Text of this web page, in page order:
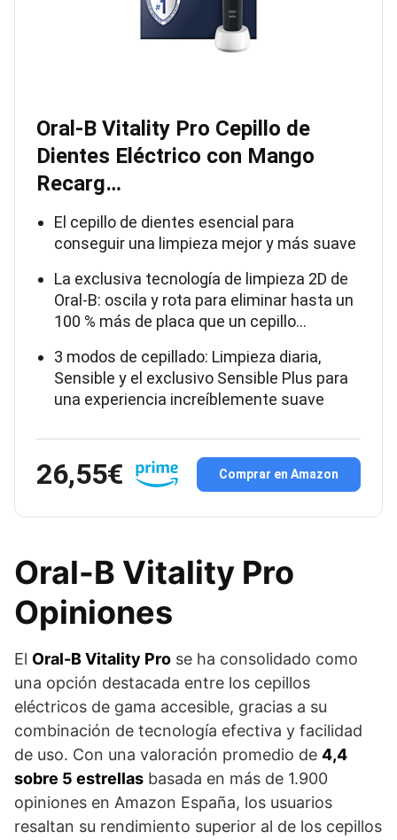
Oral-B Vitality Pro Cepillo de
Dientes Eléctrico con Mango
Recarg…
El cepillo de dientes esencial para
conseguir una limpieza mejor y más suave
La exclusiva tecnología de limpieza 2D de
Oral-B: oscila y rota para eliminar hasta un
100 % más de placa que un cepillo…
3 modos de cepillado: Limpieza diaria,
Sensible y el exclusivo Sensible Plus para
una experiencia increíblemente suave
26,55€ Comprar en Amazon
Oral-B Vitality Pro
Opiniones
El Oral-B Vitality Pro se ha consolidado como
una opción destacada entre los cepillos
eléctricos de gama accesible, gracias a su
combinación de tecnología efectiva y facilidad
de uso. Con una valoración promedio de 4,4
sobre 5 estrellas basada en más de 1.900
opiniones en Amazon España, los usuarios
resaltan su rendimiento superior al de los cepillos